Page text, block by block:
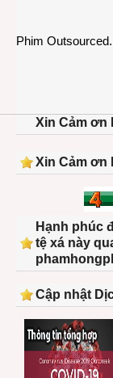
Phim Outsourced.
Xin Cảm ơn
Xin Cảm ơn
Hạnh phúc
tệ xá này
Cập nhật